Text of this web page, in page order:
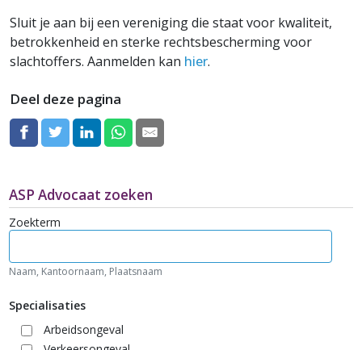
Sluit je aan bij een vereniging die staat voor kwaliteit,
betrokkenheid en sterke rechtsbescherming voor
slachtoffers. Aanmelden kan hier.
Deel deze pagina
ASP Advocaat zoeken
Zoekterm
Naam, Kantoornaam, Plaatsnaam
Specialisaties
Arbeidsongeval